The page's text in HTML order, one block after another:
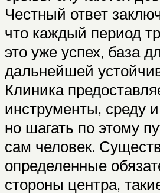
Честный ответ
что каждый период
это уже успех, база
дальнейшей
Клиника
инструменты, среду
но шагать по этому
сам человек.
определенные
стороны центра,